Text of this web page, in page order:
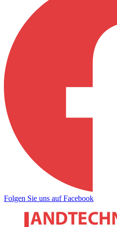
Folgen Sie uns auf Facebook